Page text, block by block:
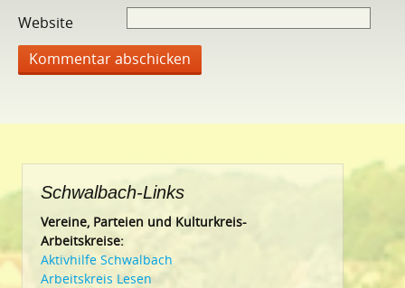
Website
Schwalbach-Links
Vereine, Parteien und Kulturkreis-
Arbeitskreise:
Aktivhilfe Schwalbach
Arbeitskreis Lesen